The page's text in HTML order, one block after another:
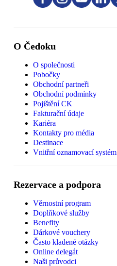
O Čedoku
O společnosti
Pobočky
Obchodní partneři
Obchodní podmínky
Pojištění CK
Fakturační údaje
Kariéra
Kontakty pro média
Destinace
Vnitřní oznamovací systém
Rezervace a podpora
Věrnostní program
Doplňkové služby
Benefity
Dárkové vouchery
Často kladené otázky
Online delegát
Naši průvodci